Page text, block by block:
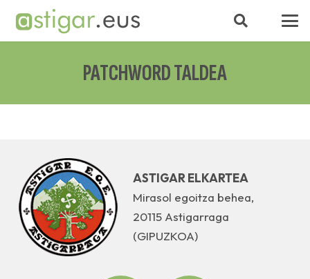
PATCHWORD TALDEA
ASTIGAR ELKARTEA
Mirasol egoitza behea,
20115 Astigarraga
(GIPUZKOA)